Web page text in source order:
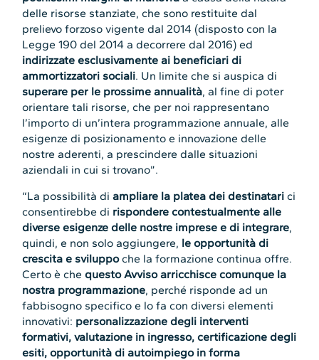
delle risorse stanziate, che sono restituite dal
prelievo forzoso vigente dal 2014 (disposto con la
Legge 190 del 2014 a decorrere dal 2016) ed
indirizzate esclusivamente ai beneficiari di
ammortizzatori sociali. Un limite che si auspica di
superare per le prossime annualità, al fine di poter
orientare tali risorse, che per noi rappresentano
l’importo di un’intera programmazione annuale, alle
esigenze di posizionamento e innovazione delle
nostre aderenti, a prescindere dalle situazioni
aziendali in cui si trovano”.
“La possibilità diampliare la platea dei destinatari ci
consentirebbe di rispondere contestualmente alle
diverse esigenze delle nostre imprese e di integrare,
quindi, e non solo aggiungere, le opportunità di
crescita e sviluppoche la formazione continua offre.
Certo è chequesto Avviso arricchisce comunque la
nostra programmazione, perché risponde ad un
fabbisogno specifico e lo fa con diversi elementi
innovativi: personalizzazione degli interventi
formativi, valutazione in ingresso, certificazione degli
esiti, opportunità di autoimpiego in forma